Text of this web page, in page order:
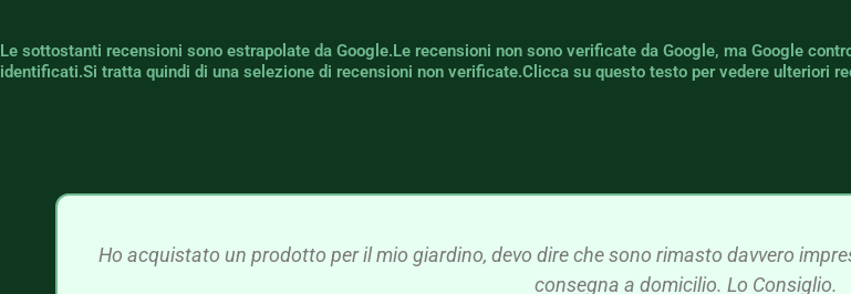
Le sottostanti recensioni sono estrapolate da Google.Le recensioni non sono verificate da Google, ma Google
identificati.Si tratta quindi di una selezione di recensioni non verificate.Clicca su questo testo per vedere ulteriori
Ho acquistato un prodotto per il mio giardino, devo dire che sono rimasto davvero
consegna a domicilio. Lo Consiglio.